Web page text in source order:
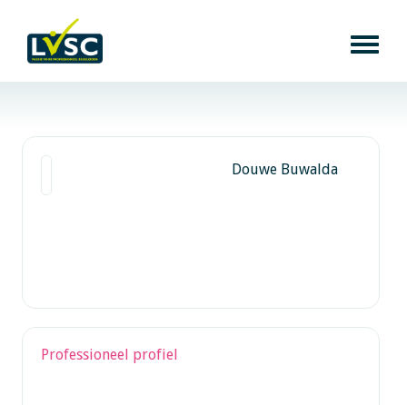
Douwe Buwalda
Professioneel profiel